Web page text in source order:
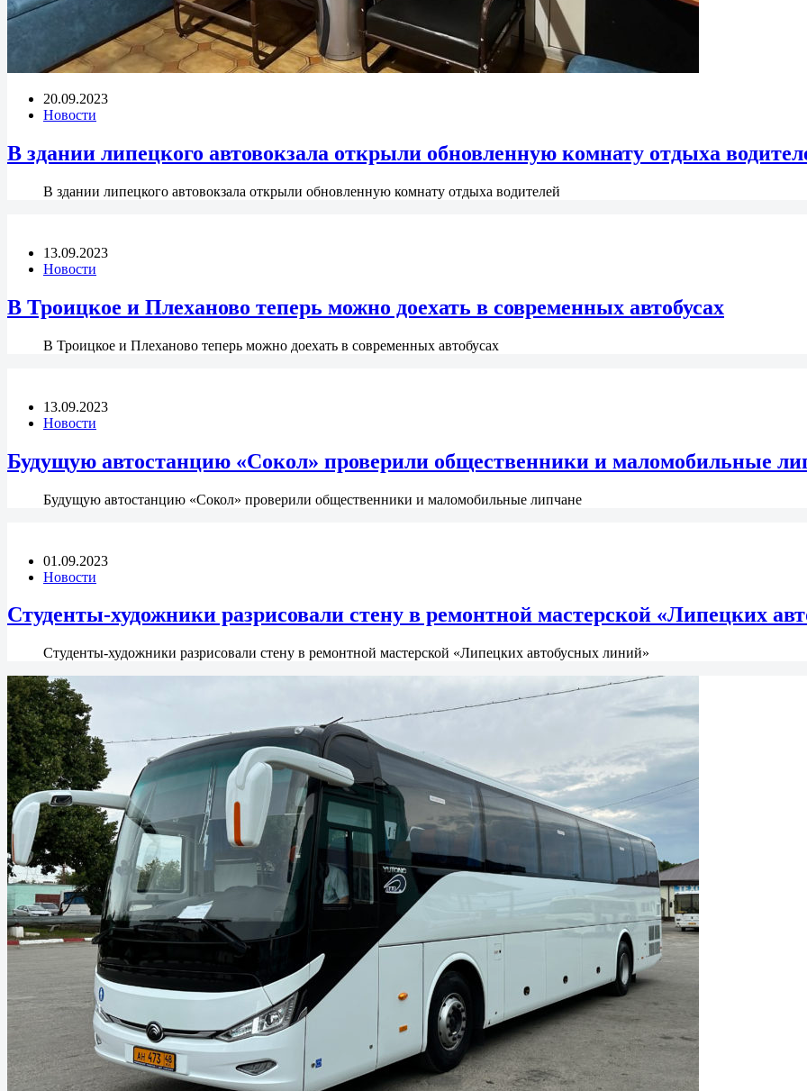
20.09.2023
Новости
В здании липецкого автовокзала открыли обновленную комнату отдыха
В здании липецкого автовокзала открыли обновленную комнату отдыха водителей
13.09.2023
Новости
В Троицкое и Плеханово теперь можно доехать в современных автобусах
В Троицкое и Плеханово теперь можно доехать в современных автобусах
13.09.2023
Новости
Будущую автостанцию «Сокол» проверили общественники и маломобильные
Будущую автостанцию «Сокол» проверили общественники и маломобильные липчане
01.09.2023
Новости
Студенты-художники разрисовали стену в ремонтной мастерской «Липецких
Студенты-художники разрисовали стену в ремонтной мастерской «Липецких автобусных линий»